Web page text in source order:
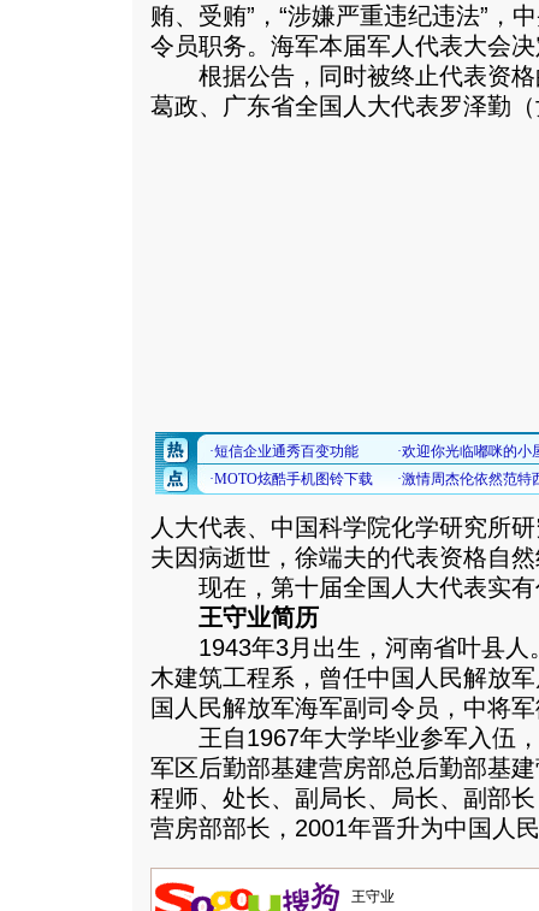
贿、受贿”，“涉嫌严重违纪违法”，
令员职务。海军本届军人代表大会
根据公告，同时被终止代表资格
葛政、广东省全国人大代表罗泽勤
人大代表、中国科学院化学研究所
夫因病逝世，徐端夫的代表资格自
现在，第十届全国人大代表实有
王守业简历
1943年3月出生，河南省叶县人
木建筑工程系，曾任中国人民解放
国人民解放军海军副司令员，中将
王自1967年大学毕业参军入伍，
军区后勤部基建营房部总后勤部基
程师、处长、副局长、局长、副部
营房部部长，2001年晋升为中国人